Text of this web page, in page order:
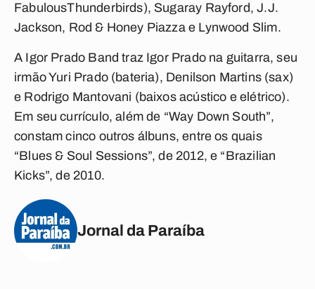
FabulousThunderbirds), Sugaray Rayford, J.J.
Jackson, Rod & Honey Piazza e Lynwood Slim.
A Igor Prado Band traz Igor Prado na guitarra, seu
irmão Yuri Prado (bateria), Denilson Martins (sax)
e Rodrigo Mantovani (baixos acústico e elétrico).
Em seu currículo, além de “Way Down South”,
constam cinco outros álbuns, entre os quais
“Blues & Soul Sessions”, de 2012, e “Brazilian
Kicks”, de 2010.
Jornal da Paraíba